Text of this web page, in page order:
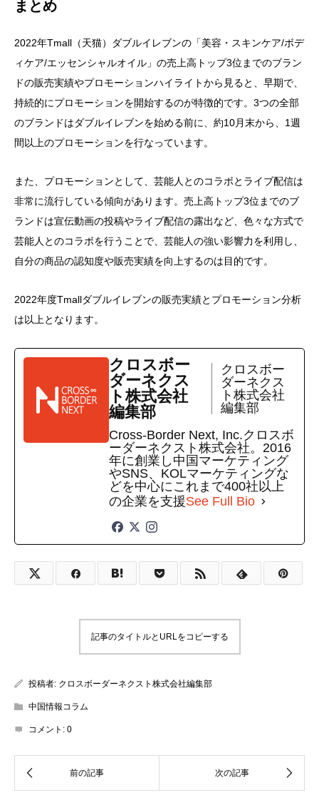
まとめ
2022年Tmall（天猫）ダブルイレブンの「美容・スキンケア/ボデ
ィケア/エッセンシャルオイル」の売上高トップ3位までのブラン
ドの販売実績やプロモーションハイライトから見ると、早期で、
持続的にプロモーションを開始するのが特徴的です。3つの全部
のブランドはダブルイレブンを始める前に、約10月末から、1週
間以上のプロモーションを行なっています。
また、プロモーションとして、芸能人とのコラボとライブ配信は
非常に流行している傾向があります。売上高トップ3位までのブ
ランドは宣伝動画の投稿やライブ配信の露出など、色々な方式で
芸能人とのコラボを行うことで、芸能人の強い影響力を利用し、
自分の商品の認知度や販売実績を向上するのは目的です。
2022年度Tmallダブルイレブンの販売実績とプロモーション分析
は以上となります。
クロスボー
ダーネクス
ト株式会社
編集部
クロスボー
ダーネクス
ト株式会社
編集部
Cross-Border Next, Inc.クロスボ
ーダーネクスト株式会社。2016
年に創業し中国マーケティング
やSNS、KOLマーケティングな
どを中心にこれまで400社以上
の企業を支援See Full Bio
記事のタイトルとURLをコピーする
投稿者: クロスボーダーネクスト株式会社編集部
中国情報コラム
コメント: 0